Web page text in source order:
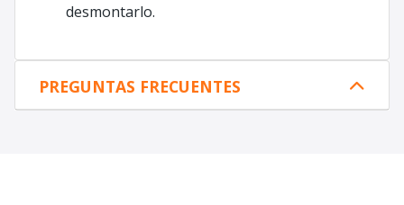
desmontarlo.
PREGUNTAS FRECUENTES